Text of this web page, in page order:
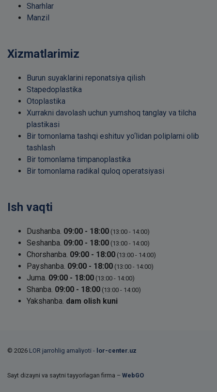
Sharhlar
Manzil
Xizmatlarimiz
Burun suyaklarini reponatsiya qilish
Stapedoplastika
Otoplastika
Xurrakni davolash uchun yumshoq tanglay va tilcha
plastikasi
Bir tomonlama tashqi eshituv yo‘lidan poliplarni olib
tashlash
Bir tomonlama timpanoplastika
Bir tomonlama radikal quloq operatsiyasi
Ish vaqti
Dushanba. 09:00 - 18:00 (13:00 - 14:00)
Seshanba. 09:00 - 18:00 (13:00 - 14:00)
Chorshanba. 09:00 - 18:00 (13:00 - 14:00)
Payshanba. 09:00 - 18:00 (13:00 - 14:00)
Juma. 09:00 - 18:00 (13:00 - 14:00)
Shanba. 09:00 - 18:00 (13:00 - 14:00)
Yakshanba. dam olish kuni
© 2026 LOR jarrohlig amaliyoti - lor-center.uz
Sayt dizayni va saytni tayyorlagan firma – WebGO